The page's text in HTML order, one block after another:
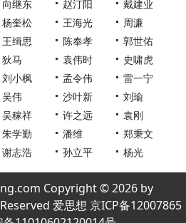
向继东 赵汀阳
戴建业
杨奎松 王海光
周濂
王缉思 陈奉孝
郭世佑
狄马 袁伟时
史啸虎
刘小枫 孟令伟
雷一宁
吴伟 沙叶新
刘瑜
吴稼祥 许之远
袁刚
朱学勤 潘维
郑秉文
谢志浩 孙立平 杨光
Copyright © 2026 by
爱思想 京ICP备12007865